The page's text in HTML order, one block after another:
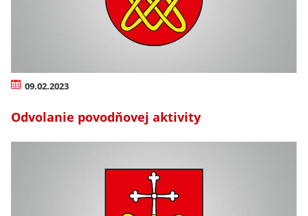
09.02.2023
Odvolanie povodňovej aktivity